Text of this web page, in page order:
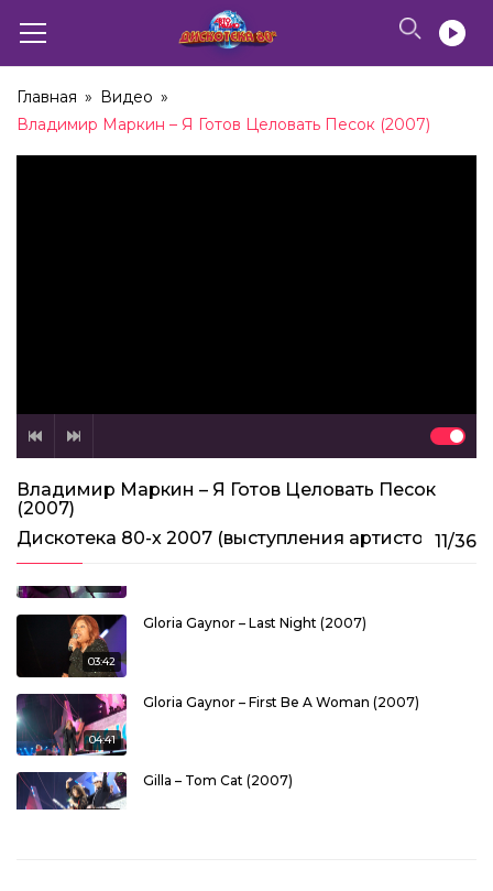
Главная » Видео »
Владимир Маркин – Я Готов Целовать Песок (2007)
Владимир Маркин – Я Готов Целовать Песок
(2007)
Дискотека 80-х 2007 (выступления артистов)11/36
Demis Roussos – We Shall Dance (2007)
03:42
Gloria Gaynor – Last Night (2007)
04:41
Gloria Gaynor – First Be A Woman (2007)
Gilla – Tom Cat (2007)